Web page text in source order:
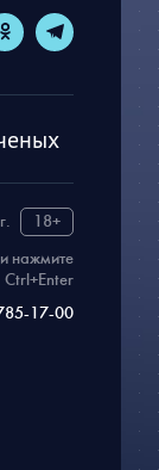
18+
нажмите
Ctrl+Enter
17-00